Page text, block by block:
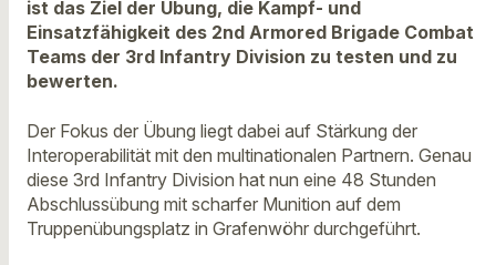
ist das Ziel der Übung, die Kampf- und
Einsatzfähigkeit des 2nd Armored Brigade Combat
Teams der 3rd Infantry Division zu testen und zu
bewerten.
Der Fokus der Übung liegt dabei auf Stärkung der
Interoperabilität mit den multinationalen Partnern. Genau
diese 3rd Infantry Division hat nun eine 48 Stunden
Abschlussübung mit scharfer Munition auf dem
Truppenübungsplatz in Grafenwöhr durchgeführt.